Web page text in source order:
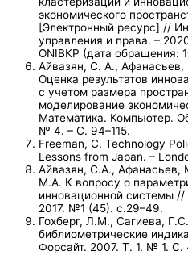
экономического
[Электронный ресурс] //
управления и права. –
ONIBKP (дата обращения:
Айвазян, С. А.,
Оценка результатов
с учетом размера
моделирование
Математика. Компьютер.
№ 4. – С. 94–115.
Freeman, C. Technology
Lessons from Japan. –
Айвазян, С.А.,
М.А. К вопросу о
инновационной системы //
2017. №1 (45). с.29–49.
Гохберг, Л.М., Сагиева,
библиометрические
Форсайт. 2007. Т. 1. № 1. С.